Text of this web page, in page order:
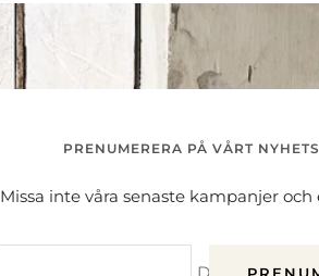
PRENUMERERA PÅ VÅRT
Missa inte våra senaste kampanjer